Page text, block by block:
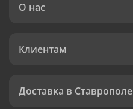
О нас
Клиентам
Доставка в Ставрополе